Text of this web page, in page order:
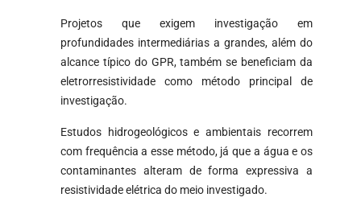
Projetos que exigem investigação em
profundidades intermediárias a grandes, além do
alcance típico do GPR, também se beneficiam da
eletrorresistividade como método principal de
investigação.
Estudos hidrogeológicos e ambientais recorrem
com frequência a esse método, já que a água e os
contaminantes alteram de forma expressiva a
resistividade elétrica do meio investigado.